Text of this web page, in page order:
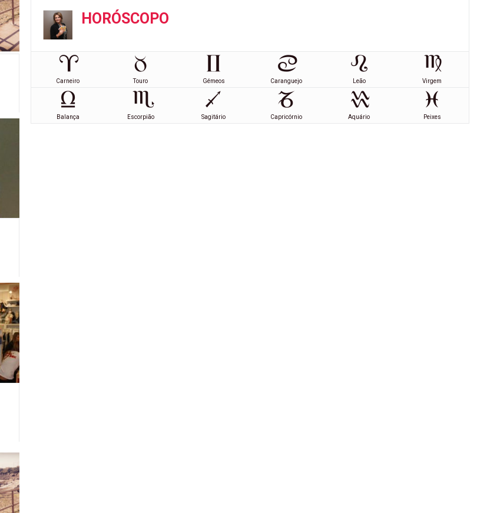
HORÓSCOPO
Carneiro Touro Gémeos Caranguejo Leão Virgem
Balança Escorpião Sagitário Capricórnio Aquário Peixes